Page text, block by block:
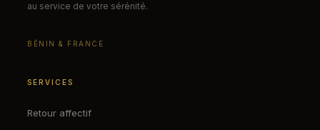
au service de votre sérénité.
BÉNIN & FRANCE
SERVICES
Retour affectif